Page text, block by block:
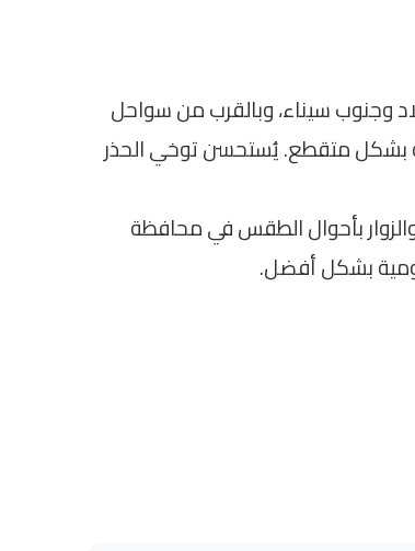
وجنوب سيناء، وبالقرب من سواحل
بشكل متقطع. يُستحسن توخي الحذر
بأحوال الطقس في محافظة
بشكل أفضل.